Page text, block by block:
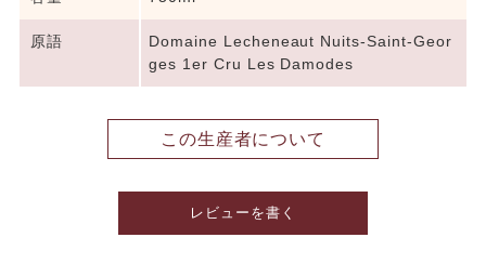
原語
Domaine Lecheneaut Nuits-Saint-Geor
ges 1er Cru Les Damodes
この生産者について
レビューを書く